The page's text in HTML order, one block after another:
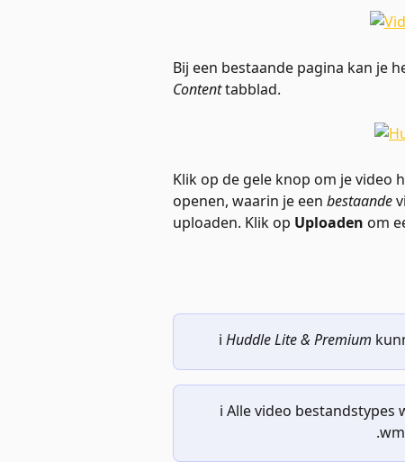
Bij een bestaande pagina kan je
Content tabblad.
Klik op de gele knop om je video
openen, waarin je een bestaande
uploaden. Klik op Uploaden om
ℹ️ Huddle Lite & Premium
ℹ️ Alle video